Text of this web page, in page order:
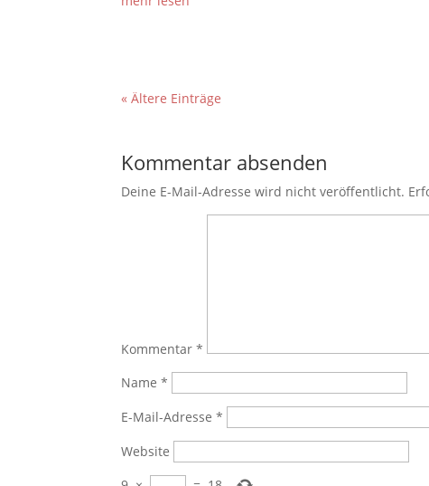
« Ältere Einträge
Kommentar absenden
Deine E-Mail-Adresse wird nicht veröffentlicht.
Kommentar*
Name*
E-Mail-Adresse*
Website